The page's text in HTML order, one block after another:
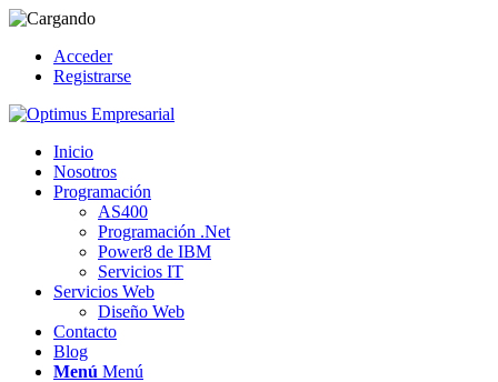
Acceder
Registrarse
Inicio
Nosotros
Programación
AS400
Programación .Net
Power8 de IBM
Servicios IT
Servicios Web
Diseño Web
Contacto
Blog
Menú Menú